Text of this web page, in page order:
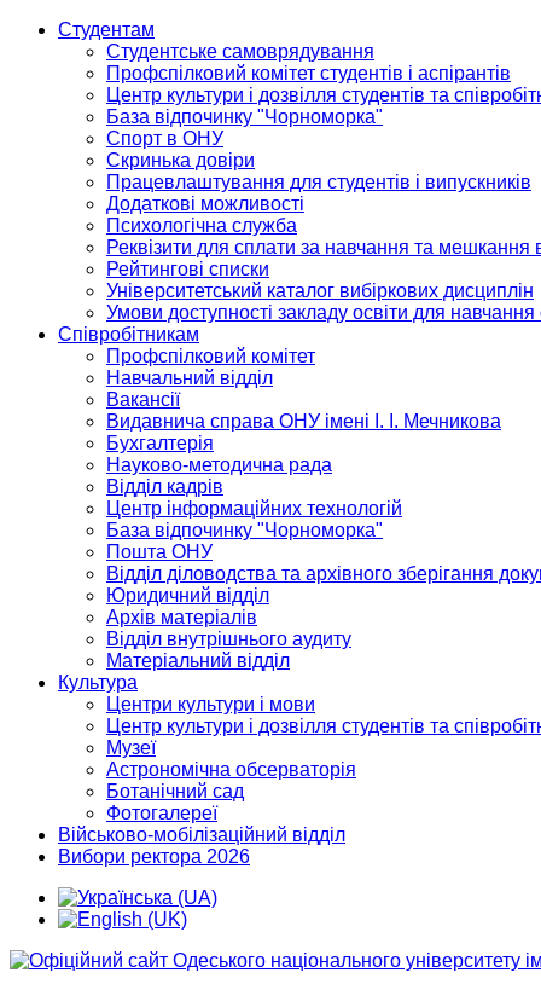
Студентам
Студентське самоврядування
Профспілковий комітет студентів і аспірантів
Центр культури і дозвілля студентів та
База відпочинку "Чорноморка"
Спорт в ОНУ
Скринька довіри
Працевлаштування для студентів і випускників
Додаткові можливості
Психологічна служба
Реквізити для сплати за навчання та мешкання
Рейтингові списки
Університетський каталог вибіркових дисциплін
Умови доступності закладу освіти для
Співробітникам
Профспілковий комітет
Навчальний відділ
Вакансії
Видавнича справа ОНУ імені І. І. Мечникова
Бухгалтерія
Науково-методична рада
Відділ кадрів
Центр інформаційних технологій
База відпочинку "Чорноморка"
Пошта ОНУ
Відділ діловодства та архівного зберігання
Юридичний відділ
Архів матеріалів
Відділ внутрішнього аудиту
Матеріальний відділ
Культура
Центри культури і мови
Центр культури і дозвілля студентів та
Музеї
Астрономічна обсерваторія
Ботанічний сад
Фотогалереї
Військово-мобілізаційний відділ
Вибори ректора 2026